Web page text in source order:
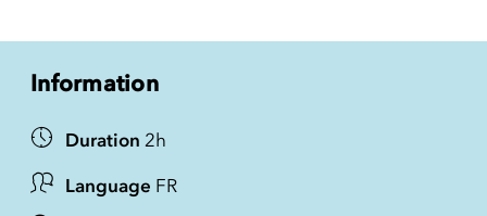
Information
Duration 2h
Language FR